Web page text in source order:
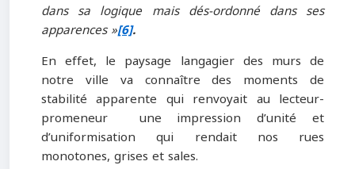
dans sa logique mais dés-ordonné dans ses
apparences »[6].
En effet, le paysage langagier des murs de
notre ville va connaître des moments de
stabilité apparente qui renvoyait au lecteur-
promeneur une impression d’unité et
d’uniformisation qui rendait nos rues
monotones, grises et sales.